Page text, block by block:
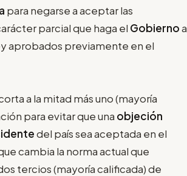
para negarse a aceptar las
parcial que haga el Gobiernoa
aprobados previamente en el
a la mitad más uno (mayoría
para evitar que una objeción
del país sea aceptada en el
cambia la norma actual que
tercios (mayoría calificada) de